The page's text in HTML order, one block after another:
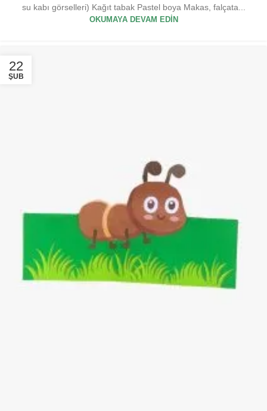
su kabı görselleri) Kağıt tabak Pastel boya Makas, falçata...
OKUMAYA DEVAM EDIN
22
ŞUB